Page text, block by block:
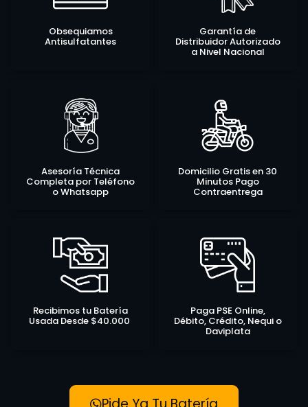
Obsequiamos
Antisulfatantes
Garantía de
Distribuidor Autorizado
a Nivel Nacional
Asesoría Técnica
Completa por Teléfono
o Whatsapp
Domicilio Gratis en 30
Minutos Pago
Contraentrega
Recibimos tu Batería
Usada Desde $40.000
Paga PSE Online,
Débito, Crédito, Nequi o
Daviplata